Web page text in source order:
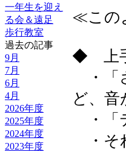
一年生を迎え
る会＆遠足
歩行教室
過去の記事
9月
7月
6月
4月
2026年度
2025年度
2024年度
2023年度
≪この
◆ 上手
・「
ど、音
・「
・そ